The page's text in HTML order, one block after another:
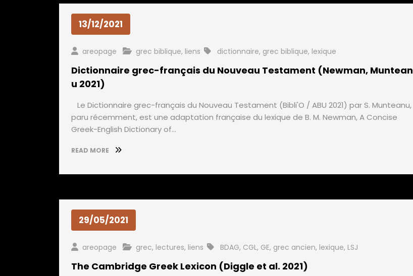
13/12/2021
areopage grec biblique, liens dictionnaire, grec biblique, lexique
Dictionnaire grec-français du Nouveau Testament (Newman, Muntean
u 2021)
Le Dictionnaire grec-français du Nouveau Testament (Bibli'O / ABU 2021) par S. Munteanu,
paru récemment, est une adaptation française du lexique de B. M. Newman, A Concise
Greek-English Dictionary of…
READ MORE
29/05/2021
areopage grec, lectures, liens BDAG, CGL, GE, grec ancien, lexique, LSJ
The Cambridge Greek Lexicon (Diggle et al. 2021)